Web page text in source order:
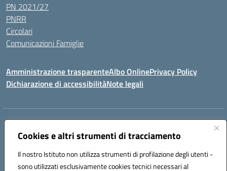
Cookies e altri strumenti di tracciamento
Il nostro Istituto non utilizza strumenti di profilazione degli utenti -
sono utilizzati esclusivamente cookies tecnici necessari al
PN 2021/27
PNRR
Circolari
Comunicazioni Famiglie
Amministrazione trasparenteAlbo OnlinePrivacy Policy
Dichiarazione di accessibilitàNote legali
Indirizzo:
Centralino:(+39) 0737787634 Email:mcic80700n@istruzione.it
Codice fiscale: 92010940432